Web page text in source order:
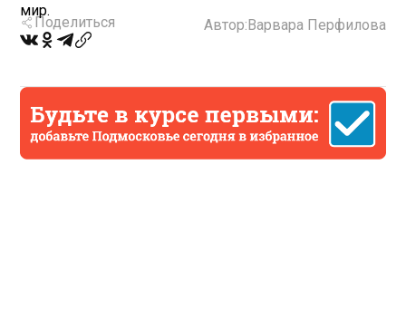
мир.
Поделиться Автор: Варвара Перфилова